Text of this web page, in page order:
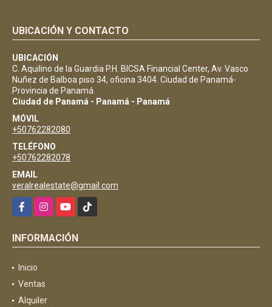
UBICACIÓN Y CONTACTO
UBICACIÓN
C. Aquilino de la Guardia P.H. BICSA Financial Center, Av. Vasco
Nuñez de Balboa piso 34, oficina 3404. Ciudad de Panamá-
Provincia de Panamá.
Ciudad de Panamá - Panamá - Panamá
MÓVIL
+50762282080
TELÉFONO
+50762282078
EMAIL
veralrealestate@gmail.com
FacebookInstagramYouTubeTikTok
INFORMACIÓN
Inicio
Ventas
Alquiler